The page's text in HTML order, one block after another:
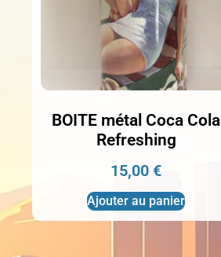
BOITE métal Coca Cola
Refreshing
15,00€
Ajouter au panier